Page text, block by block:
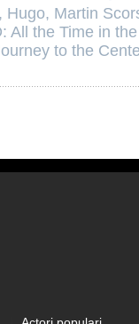
, Hugo, Martin
All the Time in
to the